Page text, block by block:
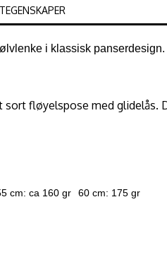
i klassisk
fløyelspose med glidelås.
cm: ca 160 gr 60 cm: 175 gr